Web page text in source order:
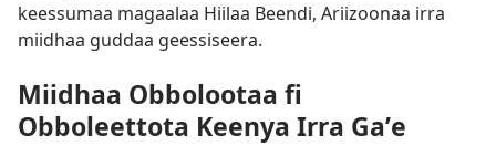
keessumaa magaalaa Hiilaa Beendi, Ariizoonaa irra
miidhaa guddaa geessiseera.
Miidhaa Obbolootaa fi
Obboleettota Keenya Irra Gaʼe